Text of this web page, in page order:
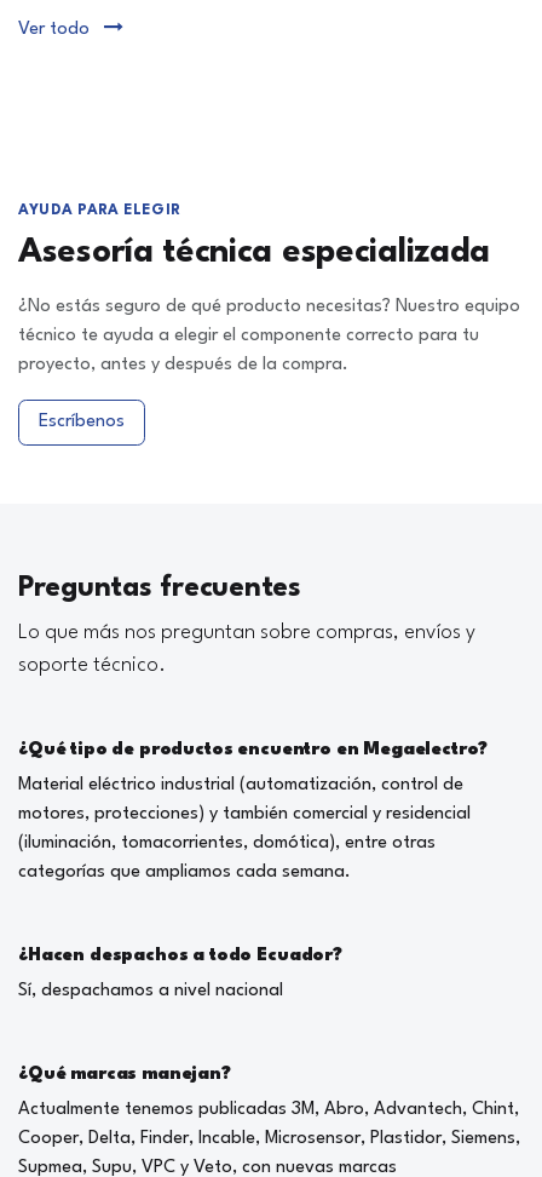
Ver todo
AYUDA PARA ELEGIR
Asesoría técnica especializada
¿No estás seguro de qué producto necesitas? Nuestro equipo
técnico te ayuda a elegir el componente correcto para tu
proyecto, antes y después de la compra.
Escríbenos
Preguntas frecuentes
Lo que más nos preguntan sobre compras, envíos y
soporte técnico.
¿Qué tipo de productos encuentro en Megaelectro?
Material eléctrico industrial (automatización, control de
motores, protecciones) y también comercial y residencial
(iluminación, tomacorrientes, domótica), entre otras
categorías que ampliamos cada semana.
¿Hacen despachos a todo Ecuador?
Sí, despachamos a nivel nacional
¿Qué marcas manejan?
Actualmente tenemos publicadas 3M, Abro, Advantech, Chint,
Cooper, Delta, Finder, Incable, Microsensor, Plastidor, Siemens,
Supmea, Supu, VPC y Veto, con nuevas marcas